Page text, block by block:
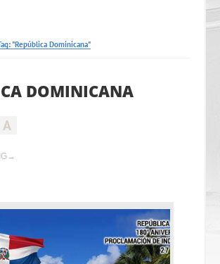
"República Dominicana"
DOMINICANA
A